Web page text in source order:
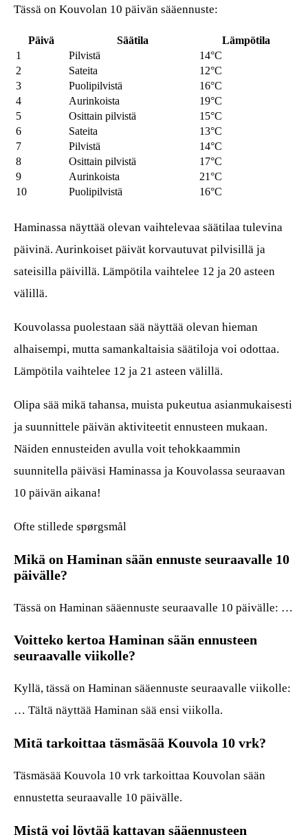
Tässä on Kouvolan 10 päivän sääennuste:
Päivä Säätila
Lämpötila
1
Pilvistä
14°C
2
Sateita
12°C
3
Puolipilvistä
16°C
4
Aurinkoista
19°C
5
Osittain pilvistä
15°C
6
Sateita
13°C
7
Pilvistä
14°C
8
Osittain pilvistä
17°C
9
Aurinkoista
21°C
10
Puolipilvistä 16°C
Haminassa näyttää olevan vaihtelevaa säätilaa tulevina
päivinä. Aurinkoiset päivät korvautuvat pilvisillä ja
sateisilla päivillä. Lämpötila vaihtelee 12 ja 20 asteen
välillä.
Kouvolassa puolestaan sää näyttää olevan hieman
alhaisempi, mutta samankaltaisia säätiloja voi odottaa.
Lämpötila vaihtelee 12 ja 21 asteen välillä.
Olipa sää mikä tahansa, muista pukeutua asianmukaisesti
ja suunnittele päivän aktiviteetit ennusteen mukaan.
Näiden ennusteiden avulla voit tehokkaammin
suunnitella päiväsi Haminassa ja Kouvolassa seuraavan
10 päivän aikana!
Ofte stillede spørgsmål
Mikä on Haminan sään ennuste seuraavalle 10
päivälle?
Tässä on Haminan sääennuste seuraavalle 10 päivälle: …
Voitteko kertoa Haminan sään ennusteen
seuraavalle viikolle?
Kyllä, tässä on Haminan sääennuste seuraavalle viikolle:
… Tältä näyttää Haminan sää ensi viikolla.
Mitä tarkoittaa täsmäsää Kouvola 10 vrk?
Täsmäsää Kouvola 10 vrk tarkoittaa Kouvolan sään
ennustetta seuraavalle 10 päivälle.
Mistä voi löytää kattavan sääennusteen